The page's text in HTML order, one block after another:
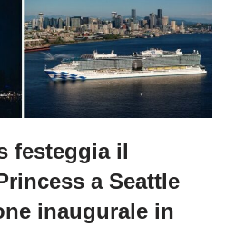
festeggia il
a Seattle
inaugurale in